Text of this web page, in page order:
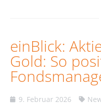
einBlick:
Gold: So
9. Februar 2026